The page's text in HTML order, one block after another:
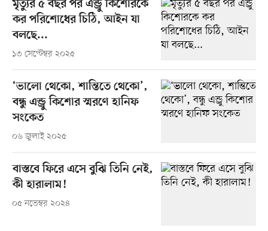
মৃত্যুর ৫ বছর পর এন্ড্রু কিশোরকে
কর পরিশোধের চিঠি, আইন যা
বলছে...
১৩ সেপ্টেম্বর ২০২৫
‘ভালো থেকো, শান্তিতে থেকো’,
বন্ধু এন্ড্রু কিশোর স্মরণে হানিফ
সংকেত
০৬ জুলাই ২০২৫
বাস্তবে ফিরে এসে বুঝি তিনি নেই,
কী হারালাম!
০৫ নভেম্বর ২০২৪